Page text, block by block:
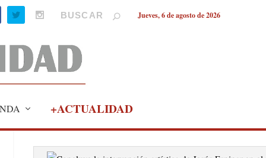
Jueves, 6 de agosto de 2026
+ACTUALIDAD